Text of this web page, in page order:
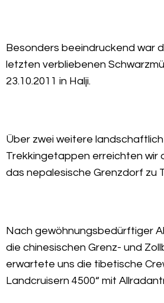
Besonders beeindruckend war
letzten verbliebenen
23.10.2011 in Halji.
Über zwei weitere
Trekkingetappen erreichten wir
das nepalesische Grenzdorf zu
Nach gewöhnungsbedürftiger
die chinesischen Grenz- und
erwartete uns die tibetische
Landcruisern 4500“ mit